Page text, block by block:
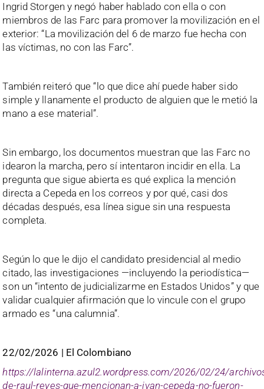
Ingrid Storgen y negó haber hablado con ella o con
miembros de las Farc para promover la movilización en el
exterior: “La movilización del 6 de marzo fue hecha con
las víctimas, no con las Farc”.
También reiteró que “lo que dice ahí puede haber sido
simple y llanamente el producto de alguien que le metió la
mano a ese material”.
Sin embargo, los documentos muestran que las Farc no
idearon la marcha, pero sí intentaron incidir en ella. La
pregunta que sigue abierta es qué explica la mención
directa a Cepeda en los correos y por qué, casi dos
décadas después, esa línea sigue sin una respuesta
completa.
Según lo que le dijo el candidato presidencial al medio
citado, las investigaciones —incluyendo la periodística—
son un “intento de judicializarme en Estados Unidos” y que
validar cualquier afirmación que lo vincule con el grupo
armado es “una calumnia”.
22/02/2026 | El Colombiano
https://lalinterna.azul2.wordpress.com/2026/02/24/
de-raul-reyes-que-mencionan-a-ivan-cepeda-no-fueron-